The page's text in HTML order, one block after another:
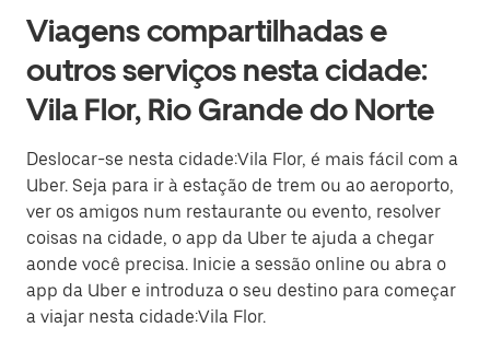
Viagens compartilhadas e
outros serviços nesta cidade:
Vila Flor, Rio Grande do Norte
Deslocar-se nesta cidade:Vila Flor, é mais fácil com a
Uber. Seja para ir à estação de trem ou ao aeroporto,
ver os amigos num restaurante ou evento, resolver
coisas na cidade, o app da Uber te ajuda a chegar
aonde você precisa. Inicie a sessão online ou abra o
app da Uber e introduza o seu destino para começar
a viajar nesta cidade:Vila Flor.